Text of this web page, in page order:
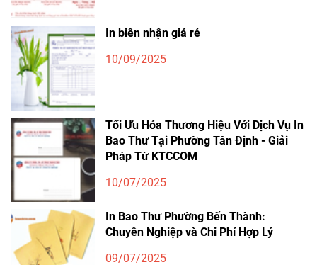
In biên nhận giá rẻ
10/09/2025
Tối Ưu Hóa Thương Hiệu Với Dịch Vụ In
Bao Thư Tại Phường Tân Định - Giải
Pháp Từ KTCCOM
10/07/2025
In Bao Thư Phường Bến Thành:
Chuyên Nghiệp và Chi Phí Hợp Lý
09/07/2025